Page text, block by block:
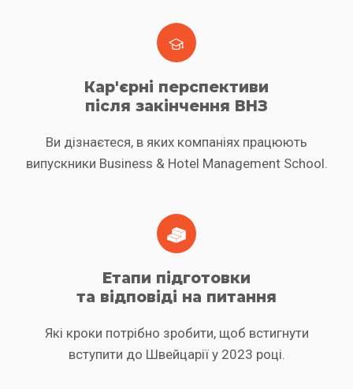
Кар'єрні перспективи
після закінчення ВНЗ
Ви дізнаєтеся, в яких компаніях працюють
випускники Business & Hotel Management School.
Етапи підготовки
та відповіді на питання
Які кроки потрібно зробити, щоб встигнути
вступити до Швейцарії у 2023 році.